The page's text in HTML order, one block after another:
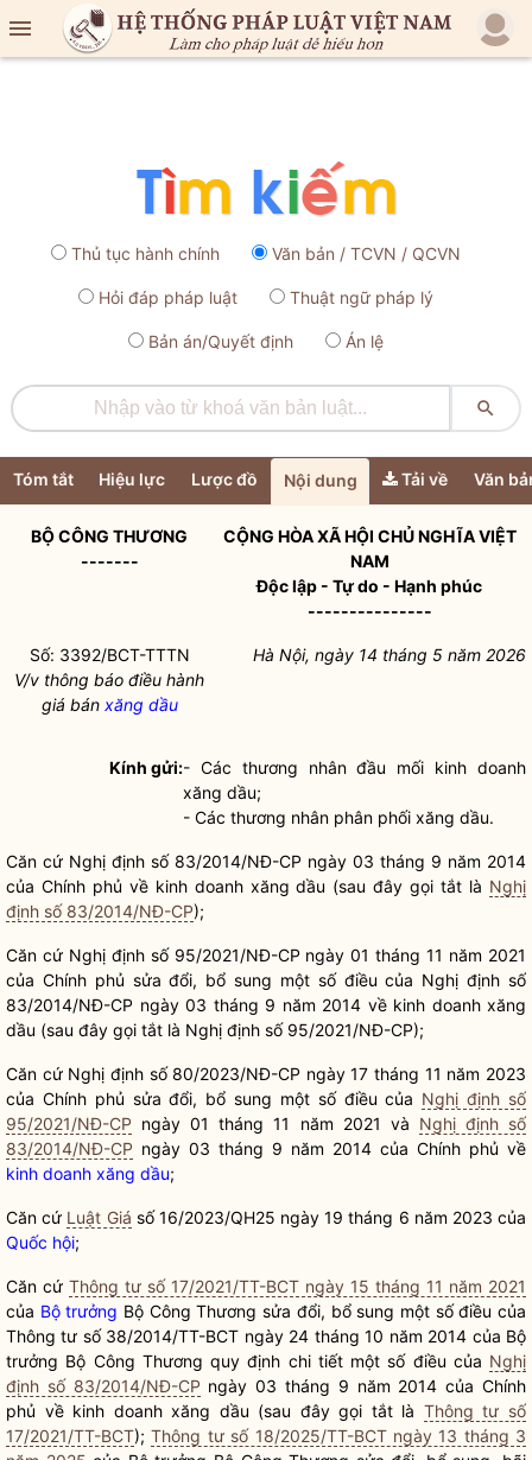

Thủ tục hành chính Văn bản / TCVN / QCVN
Hỏi đáp pháp luật Thuật ngữ pháp lý
Bản án/Quyết định Án lệ

Tóm tắt Hiệu lực Lược đồ Nội dung Tải về Văn
BỘ CÔNG THƯƠNG
-------
CỘNG HÒA XÃ HỘI CHỦ NGHĨA VIỆT
NAM
Độc lập - Tự do - Hạnh phúc
---------------
Số: 3392/BCT-TTTN
V/v thông báo điều hành
giá bán xăng dầu
Hà Nội, ngày 14 tháng 5 năm 2026
Kính gửi:- Các thương nhân đầu mối kinh doanh
xăng dầu;
- Các thương nhân phân phối xăng dầu.
Căn cứ Nghị định số83/2014/NĐ-CP ngày 03 tháng 9 năm 2014
của Chính phủ về kinh doanh xăng dầu (sauđây gọitắt là Nghị
định số 83/2014/NĐ-CP);
Căn cứ Nghị định số 95/2021/NĐ-CP ngày 01 tháng 11 năm 2021
của Chính phủ sửađổi, bổ sung một số điều của Nghị định số
83/2014/NĐ-CP ngày03 tháng 9 năm 2014 về kinh doanh xăng
dầu (sau đây gọi tắt là Nghị định số 95/2021/NĐ-CP);
Căn cứNghị định số 80/2023/NĐ-CP ngày17 tháng 11 năm 2023
của Chính phủ sửađổi, bổ sung một số điều của Nghị định số
95/2021/NĐ-CP ngày 01 tháng 11 năm 2021 và Nghị định số
83/2014/NĐ-CP ngày 03 tháng 9 năm 2014 của Chính phủ về
kinh doanh xăng dầu;
Căncứ Luật Giá số16/2023/QH25 ngày 19 tháng 6 năm 2023 của
Quốc hội;
Căn cứ Thông tư số 17/2021/TT-BCT ngày 15 tháng 11 năm 2021
của Bộ trưởng Bộ Công Thương sửa đổi, bổ sung một số điều của
Thôngtư số38/2014/TT-BCT ngày 24 tháng 10 năm 2014 của Bộ
trưởng Bộ Công Thương quy định chi tiếtmột số điều của Nghị
định số 83/2014/NĐ-CP ngày 03 tháng 9 năm 2014 của Chính
phủ về kinh doanh xăng dầu (sau đây gọi tắt là Thông tư số
17/2021/TT-BCT);Thông tư số 18/2025/TT-BCT ngày 13 tháng 3